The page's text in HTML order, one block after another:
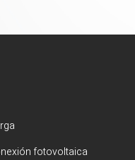
fotovoltaica